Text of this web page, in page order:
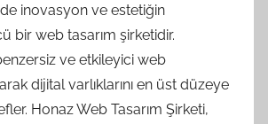
inovasyon ve estetiğin
bir web tasarım şirketidir.
ve etkileyici web
dijital varlıklarını en üst düzeye
Honaz Web Tasarım Şirketi,